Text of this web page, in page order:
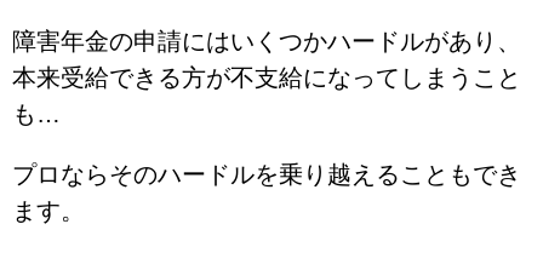
障害年金の申請にはいくつかハードルがあり、
本来受給できる方が不支給になってしまうこと
も…
プロならそのハードルを乗り越えることもでき
ます。